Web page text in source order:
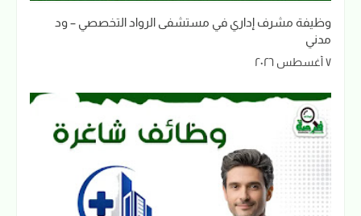
وظيفة مشرف إداري في مستشفى الرواد التخصصي – ود
مدني
٧ أغسطس ٢٠٢٦